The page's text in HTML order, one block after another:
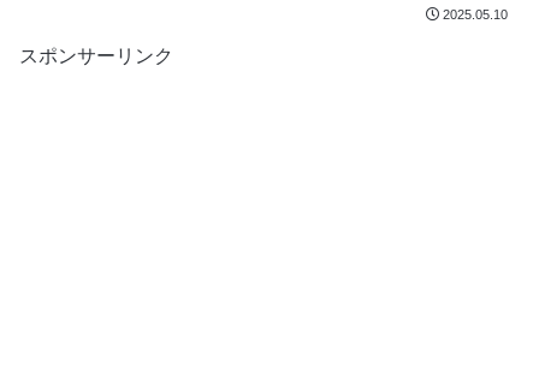
2025.05.10
スポンサーリンク